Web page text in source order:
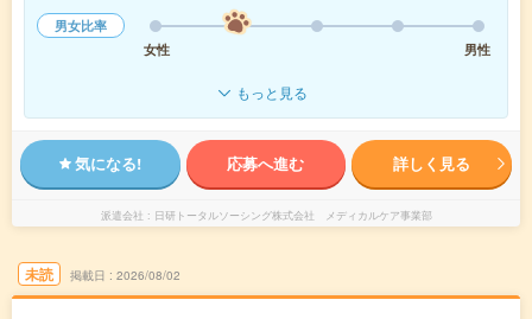
男女比率
女性
男性
もっと見る
気になる! 応募へ進む 詳しく見る
派遣会社 日研トータルソーシング株式会社 メディカルケア事業部
未読 掲載日 2026/08/02